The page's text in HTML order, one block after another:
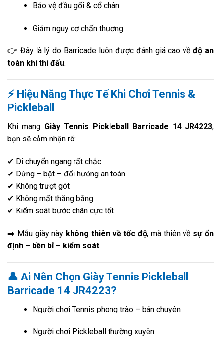
Bảo vệ đầu gối & cổ chân
Giảm nguy cơ chấn thương
👉 Đây là lý do Barricade luôn được đánh giá cao vềđộ an
toàn khi thi đấu.
⚡ Hiệu Năng Thực Tế Khi Chơi Tennis &
Pickleball
Khi mang Giày Tennis Pickleball Barricade 14 JR4223,
bạn sẽ cảm nhận rõ:
✔ Di chuyển ngang rất chắc
✔ Dừng – bật – đổi hướng an toàn
✔ Không trượt gót
✔ Không mất thăng bằng
✔ Kiểm soát bước chân cực tốt
➡️ Mẫu giày này không thiên về tốc độ, mà thiên về sự ổn
định – bền bỉ – kiểm soát.
👤 Ai Nên Chọn Giày Tennis Pickleball
Barricade 14 JR4223?
Người chơi Tennis phong trào – bán chuyên
Người chơi Pickleball thường xuyên